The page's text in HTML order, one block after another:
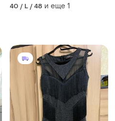
40 / L / 48 и еще 1